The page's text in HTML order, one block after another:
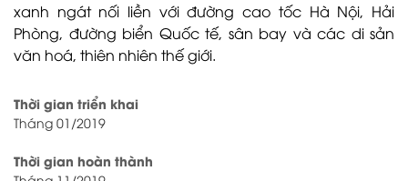
xanh ngát nối liền với đường cao tốc Hà Nội, Hải
Phòng, đường biển Quốc tế, sân bay và các di sản
văn hoá, thiên nhiên thế giới.
Thời gian triển khai
Tháng 01/2019
Thời gian hoàn thành